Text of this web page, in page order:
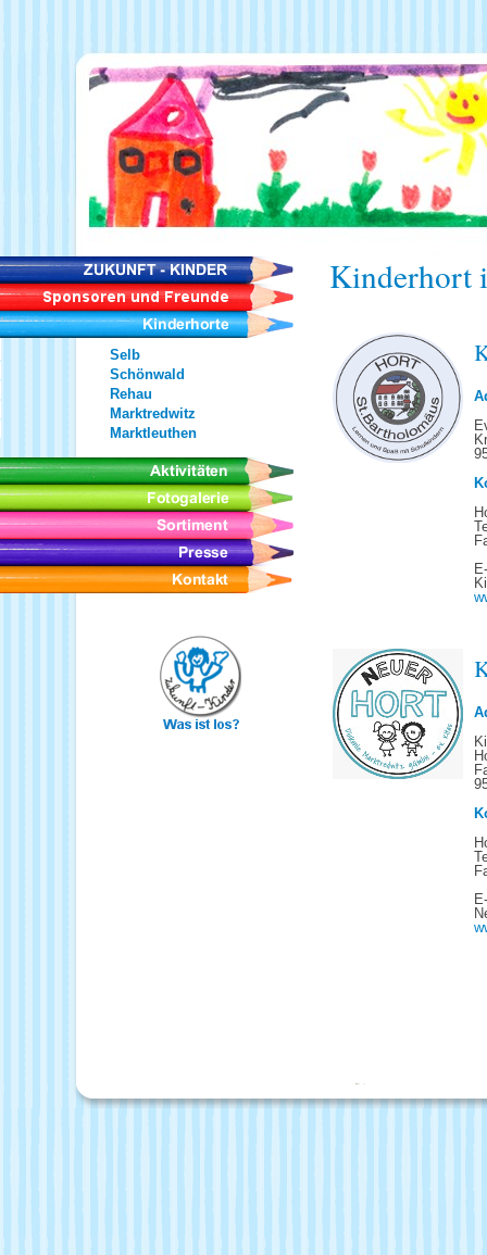
Kinderhort
Selb
Schönwald
Rehau
Marktredwitz
Marktleuthen